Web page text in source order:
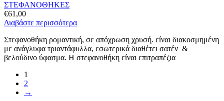
ΣΤΕΦΑΝΟΘΗΚΕΣ
€61,00
Διαβάστε περισσότερα
Στεφανοθήκη ρομαντική, σε απόχρωση χρυσή. είναι διακοσμημένη
με ανάγλυφα τριαντάφυλλα, εσωτερικά διαθέτει σατέν &
βελούδινο ύφασμα. Η στεφανοθήκη είναι επιτραπέζια
1
2
→